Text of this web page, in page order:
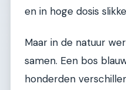
en in hoge dosis
Maar in de natuur
samen. Een bos
honderden